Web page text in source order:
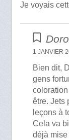
Je voyais
1 JANVIER
Bien dit,
gens
être. Jets
leçons à
Cela va
déjà